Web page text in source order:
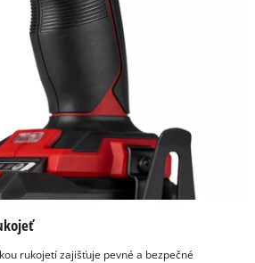
rukojetí zajišťuje pevné a bezpečné